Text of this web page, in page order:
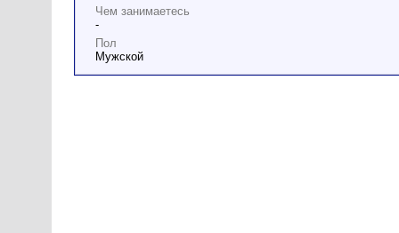
Чем занимаетесь
-
Пол
Мужской